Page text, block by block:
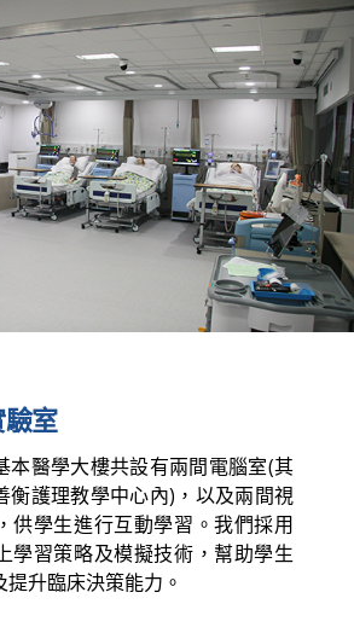
室
本醫學大樓共設有兩間電腦室(其
衡護理教學中心內)，以及兩間視
供學生進行互動學習。我們採用
學習策略及模擬技術，幫助學生
升臨床決策能力。